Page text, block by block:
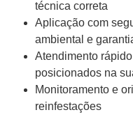
técnica correta
Aplicação com
ambiental e
Atendimento
posicionados na
Monitoramento e
reinfestações